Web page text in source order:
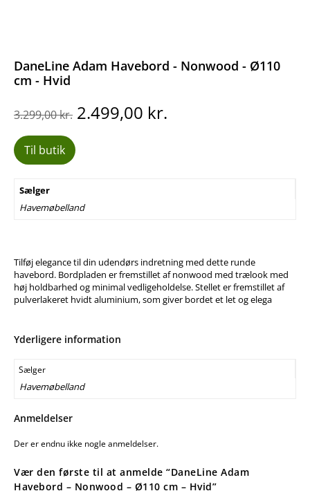
DaneLine Adam Havebord - Nonwood - Ø110
cm - Hvid
3.299,00kr. Den
oprindelige
2.499,00 kr.
Til butik
Sælger
Havemøbelland
Tilføj elegance til din udendørs indretning med dette runde
havebord. Bordpladen er fremstillet af nonwood med trælook med
høj holdbarhed og minimal vedligeholdelse. Stellet er fremstillet af
pulverlakeret hvidt aluminium, som giver bordet et let og elega
Yderligere information
Sælger
Havemøbelland
Anmeldelser
Der er endnu ikke nogle anmeldelser.
Vær den første til at anmelde “DaneLine Adam
Havebord – Nonwood – Ø110 cm – Hvid”